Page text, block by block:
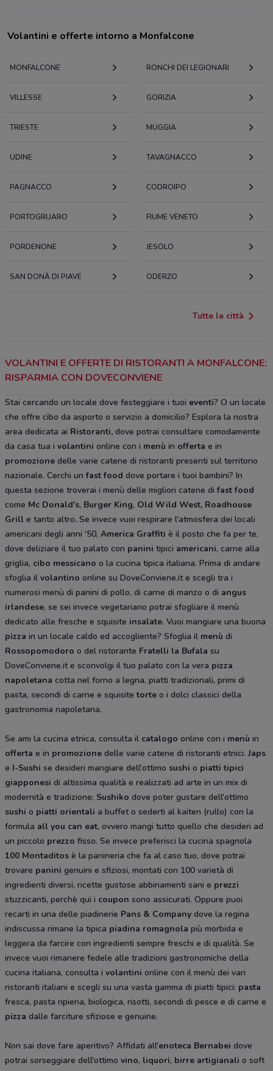
Volantini e offerte intorno a Monfalcone
MONFALCONE RONCHI DEI LEGIONARI
VILLESSE GORIZIA
TRIESTE MUGGIA
UDINE TAVAGNACCO
PAGNACCO CODROIPO
PORTOGRUARO FIUME VENETO
PORDENONE JESOLO
SAN DONÀ DI PIAVE ODERZO
Tutte le città
VOLANTINI E OFFERTE DI RISTORANTI A MONFALCONE:
RISPARMIA CON DOVECONVIENE
Stai cercando un locale dove festeggiare i tuoi eventi? O un locale
che offre cibo da asporto o servizio a domicilio? Esplora la nostra
area dedicata ai Ristoranti, dove potrai consultare comodamente
da casa tua i volantini online con i menù in offerta e in
promozione delle varie catene di ristoranti presenti sul territorio
nazionale. Cerchi unfast food dove portare i tuoi bambini? In
questa sezione troverai i menù delle migliori catene difast food
come Mc Donald's, Burger King, Old Wild West, Roadhouse
Grill e tanto altro. Se invece vuoi respirare l'atmosfera dei locali
americani degli anni '50, America Graffiti è il posto che fa per te,
dove deliziare il tuo palato con panini tipici americani, carne alla
griglia, cibo messicano o la cucina tipica italiana. Prima di andare
sfoglia il volantino online su DoveConviene.it e scegli tra i
numerosi menù di panini di pollo, di carne di manzo o di angus
irlandese, se sei invece vegetariano potrai sfogliare il menù
dedicato alle fresche e squisite insalate. Vuoi mangiare una buona
pizza in un locale caldo ed accogliente? Sfoglia il menù di
Rossopomodoro o del ristorante Fratelli la Bufala su
DoveConviene.it e sconvolgi il tuo palato con la vera pizza
napoletana cotta nel forno a legna, piatti tradizionali, primi di
pasta, secondi di carne e squisitetorte o i dolci classici della
gastronomia napoletana.
Se ami la cucina etnica, consulta il catalogo online con i menù in
offerta e in promozione delle varie catene di ristoranti etnici.Japs
e I-Sushi se desideri mangiare dell'ottimo sushi o piatti tipici
giapponesi di altissima qualità e realizzati ad arte in un mix di
modernità e tradizione; Sushiko dove poter gustare dell'ottimo
sushi o piatti orientali a buffet o sederti al kaiten (rullo) con la
formula all you can eat, ovvero mangi tutto quello che desideri ad
un piccolo prezzo fisso. Se invece preferisci la cucina spagnola
100 Montaditos è la panineria che fa al caso tuo, dove potrai
trovare panini genuini e sfiziosi, montati con 100 varietà di
ingredienti diversi, ricette gustose abbinamenti sani e prezzi
stuzzicanti, perchè qui i coupon sono assicurati. Oppure puoi
recarti in una delle piadinerie Pans & Company dove la regina
indiscussa rimane la tipica piadina romagnola più morbida e
leggera da farcire con ingredienti sempre freschi e di qualità. Se
invece vuoi rimanere fedele alle tradizioni gastronomiche della
cucina italiana, consulta i volantini online con il menù dei vari
ristoranti italiani e scegli su una vasta gamma di piatti tipici: pasta
fresca, pasta ripiena, biologica, risotti, secondi di pesce e di carne e
pizza dalle farciture sfiziose e genuine.
Non sai dove fare aperitivo? Affidati all'enoteca Bernabei dove
potrai sorseggiare dell'ottimo vino, liquori, birre artigianali o soft